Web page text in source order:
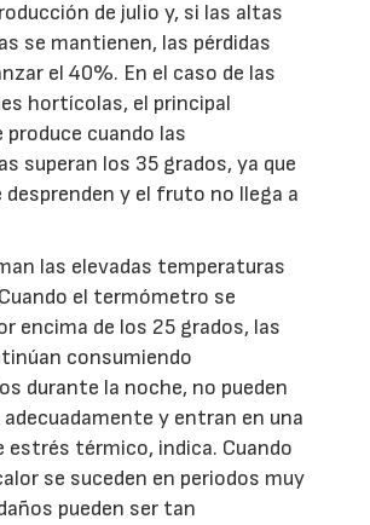
de julio y, si las altas
se mantienen, las pérdidas
el 40%. En el caso de las
hortícolas, el principal
produce cuando las
superan los 35 grados, ya que
desprenden y el fruto no llega a
las elevadas temperaturas
el termómetro se
encima de los 25 grados, las
consumiendo
durante la noche, no pueden
adecuadamente y entran en una
estrés térmico, indica. Cuando
se suceden en periodos muy
pueden ser tan